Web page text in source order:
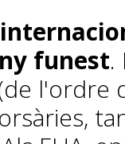
funest.
l'ordre